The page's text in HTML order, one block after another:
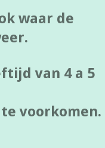
waar de
van 4 a 5
voorkomen.